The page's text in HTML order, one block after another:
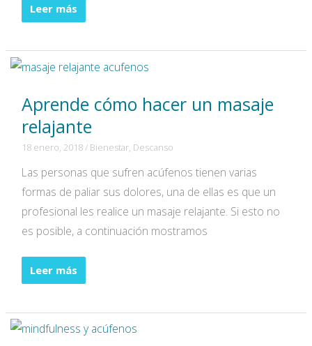
¿Cómo
elegir
mejores
para
los
oídos?
Leer más
Aprende cómo hacer un masaje
relajante
18 enero, 2018/ Bienestar, Descanso
Las personas que sufren acúfenos tienen varias
formas de paliar sus dolores, una de ellas es que un
profesional les realice un masaje relajante. Si esto no
es posible, a continuación mostramos
Aprende
cómo
un
Leer más